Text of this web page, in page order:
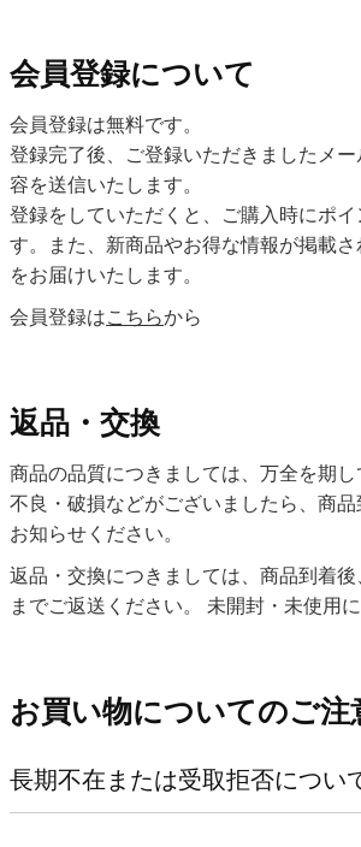
会員登録について
会員登録は無料です。
登録完了後、ご登録いただきましたメ
容を送信いたします。
登録をしていただくと、ご購入時にポイ
す。また、新商品やお得な情報が掲載
をお届けいたします。
会員登録はこちらから
返品・交換
商品の品質につきましては、万全を期
不良・破損などがございましたら、商
お知らせください。
返品・交換につきましては、商品到着
までご返送ください。 未開封・未使用に
お買い物についてのご注
長期不在または受取拒否につい